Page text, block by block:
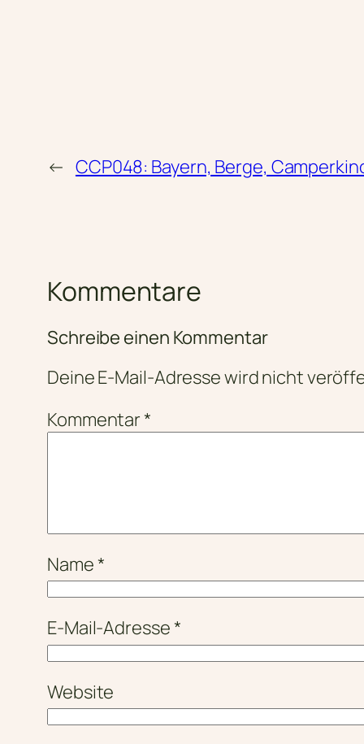
← CCP048: Bayern, Berge,
Kommentare
Schreibe einen Kommentar
Deine E-Mail-Adresse wird nicht
Kommentar*
Name*
E-Mail-Adresse*
Website